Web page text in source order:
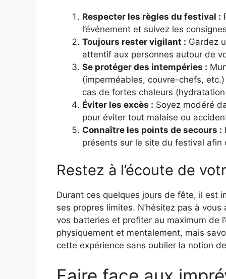
Respecter les règles du festival :
l’événement et suivez les
Toujours rester vigilant : Gardez
attentif aux personnes autour de
Se protéger des intempéries :
(imperméables, couvre-chefs,
cas de fortes chaleurs
Éviter les excès : Soyez modéré
pour éviter tout malaise ou
Connaître les points de secours :
présents sur le site du festival afin
Restez à l’écoute de
Durant ces quelques jours de fête, il est
ses propres limites. N’hésitez pas à
vos batteries et profiter au maximum de
physiquement et mentalement, mais
cette expérience sans oublier la notion